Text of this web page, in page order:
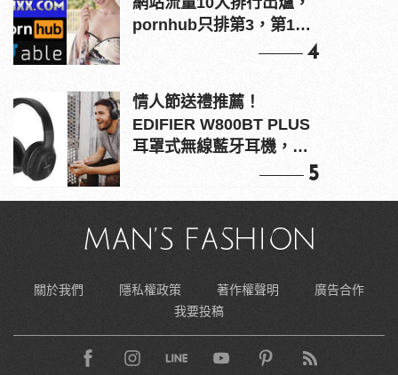
pornhub只排第3，第1名
4
情人節送禮推薦！
EDIFIER W800BT PLUS
耳罩式無線藍牙耳機，在
5
關於我們 隱私權政策 著作權聲明
廣告合作
我要投稿